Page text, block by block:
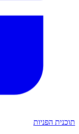
תוכנית הפניות